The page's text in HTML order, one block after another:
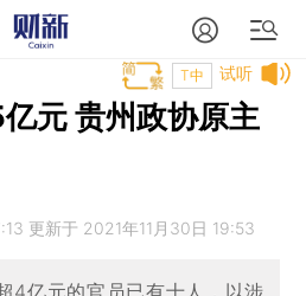
试听
T中
元 贵州政协原主
更新于 2021年11月30日 19:53